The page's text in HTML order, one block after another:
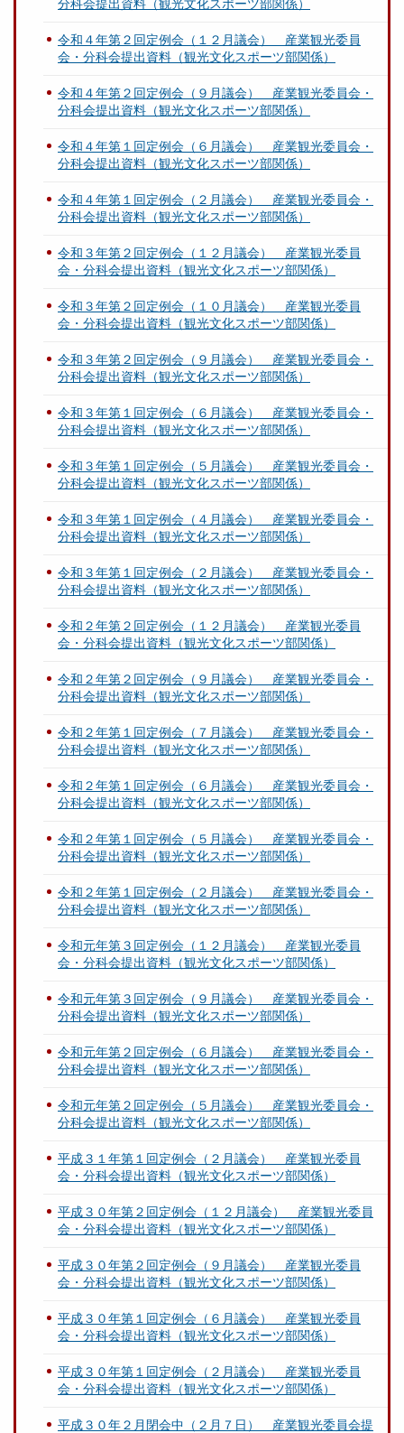
分科会提出資料（観光文化スポーツ部関係）
令和４年第２回定例会（１２月議会） 産業観光委員
会・分科会提出資料（観光文化スポーツ部関係）
令和４年第２回定例会（９月議会） 産業観光委員会・
分科会提出資料（観光文化スポーツ部関係）
令和４年第１回定例会（６月議会） 産業観光委員会・
分科会提出資料（観光文化スポーツ部関係）
令和４年第１回定例会（２月議会） 産業観光委員会・
分科会提出資料（観光文化スポーツ部関係）
令和３年第２回定例会（１２月議会） 産業観光委員
会・分科会提出資料（観光文化スポーツ部関係）
令和３年第２回定例会（１０月議会） 産業観光委員
会・分科会提出資料（観光文化スポーツ部関係）
令和３年第２回定例会（９月議会） 産業観光委員会・
分科会提出資料（観光文化スポーツ部関係）
令和３年第１回定例会（６月議会） 産業観光委員会・
分科会提出資料（観光文化スポーツ部関係）
令和３年第１回定例会（５月議会） 産業観光委員会・
分科会提出資料（観光文化スポーツ部関係）
令和３年第１回定例会（４月議会） 産業観光委員会・
分科会提出資料（観光文化スポーツ部関係）
令和３年第１回定例会（２月議会） 産業観光委員会・
分科会提出資料（観光文化スポーツ部関係）
令和２年第２回定例会（１２月議会） 産業観光委員
会・分科会提出資料（観光文化スポーツ部関係）
令和２年第２回定例会（９月議会） 産業観光委員会・
分科会提出資料（観光文化スポーツ部関係）
令和２年第１回定例会（７月議会） 産業観光委員会・
分科会提出資料（観光文化スポーツ部関係）
令和２年第１回定例会（６月議会） 産業観光委員会・
分科会提出資料（観光文化スポーツ部関係）
令和２年第１回定例会（５月議会） 産業観光委員会・
分科会提出資料（観光文化スポーツ部関係）
令和２年第１回定例会（２月議会） 産業観光委員会・
分科会提出資料（観光文化スポーツ部関係）
令和元年第３回定例会（１２月議会） 産業観光委員
会・分科会提出資料（観光文化スポーツ部関係）
令和元年第３回定例会（９月議会） 産業観光委員会・
分科会提出資料（観光文化スポーツ部関係）
令和元年第２回定例会（６月議会） 産業観光委員会・
分科会提出資料（観光文化スポーツ部関係）
令和元年第２回定例会（５月議会） 産業観光委員会・
分科会提出資料（観光文化スポーツ部関係）
平成３１年第１回定例会（２月議会） 産業観光委員
会・分科会提出資料（観光文化スポーツ部関係）
平成３０年第２回定例会（１２月議会） 産業観光委員
会・分科会提出資料（観光文化スポーツ部関係）
平成３０年第２回定例会（９月議会） 産業観光委員
会・分科会提出資料（観光文化スポーツ部関係）
平成３０年第１回定例会（６月議会） 産業観光委員
会・分科会提出資料（観光文化スポーツ部関係）
平成３０年第１回定例会（２月議会） 産業観光委員
会・分科会提出資料（観光文化スポーツ部関係）
平成３０年２月閉会中（２月７日） 産業観光委員会提